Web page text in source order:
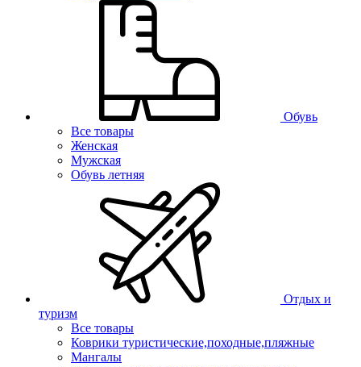
Обувь
Все товары
Женская
Мужская
Обувь летняя
Отдых и
туризм
Все товары
Коврики туристические,походные,пляжные
Мангалы